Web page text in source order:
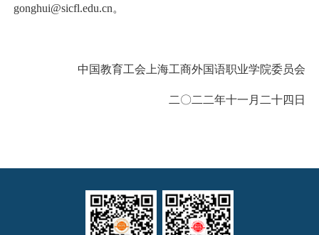
gonghui@sicfl.edu.cn。
中国教育工会上海工商外国语职业学院委员会
二〇二二年十一月二十四日